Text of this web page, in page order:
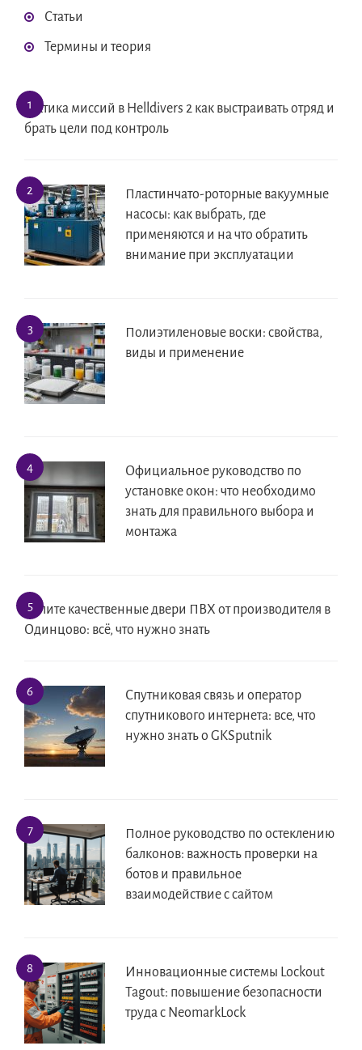
Статьи
Термины и теория
Тактика миссий в Helldivers 2 как выстраивать отряд и
брать цели под контроль
Пластинчато-роторные вакуумные
насосы: как выбрать, где
применяются и на что обратить
внимание при эксплуатации
Полиэтиленовые воски: свойства,
виды и применение
Официальное руководство по
установке окон: что необходимо
знать для правильного выбора и
монтажа
Купите качественные двери ПВХ от производителя в
Одинцово: всё, что нужно знать
Спутниковая связь и оператор
спутникового интернета: все, что
нужно знать о GKSputnik
Полное руководство по остеклению
балконов: важность проверки на
ботов и правильное
взаимодействие с сайтом
Инновационные системы Lockout
Tagout: повышение безопасности
труда с NeomarkLock